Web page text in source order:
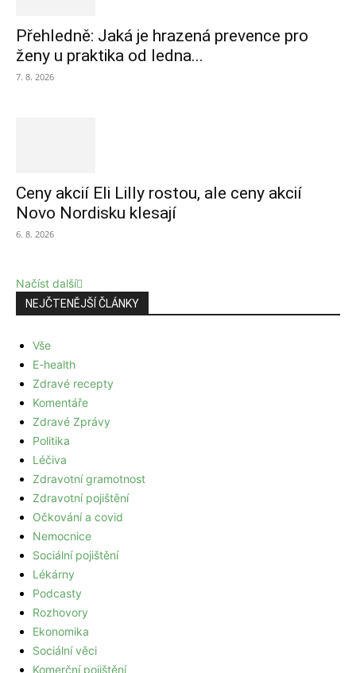
Přehledně: Jaká je hrazená prevence pro
ženy u praktika od ledna...
7. 8. 2026
Ceny akcií Eli Lilly rostou, ale ceny akcií
Novo Nordisku klesají
6. 8. 2026
Načíst další
NEJČTENĚJŠÍ ČLÁNKY
Vše
E-health
Zdravé recepty
Komentáře
Zdravé Zprávy
Politika
Léčiva
Zdravotní gramotnost
Zdravotní pojištění
Očkování a covid
Nemocnice
Sociální pojištění
Lékárny
Podcasty
Rozhovory
Ekonomika
Sociální věci
Komerční pojištění